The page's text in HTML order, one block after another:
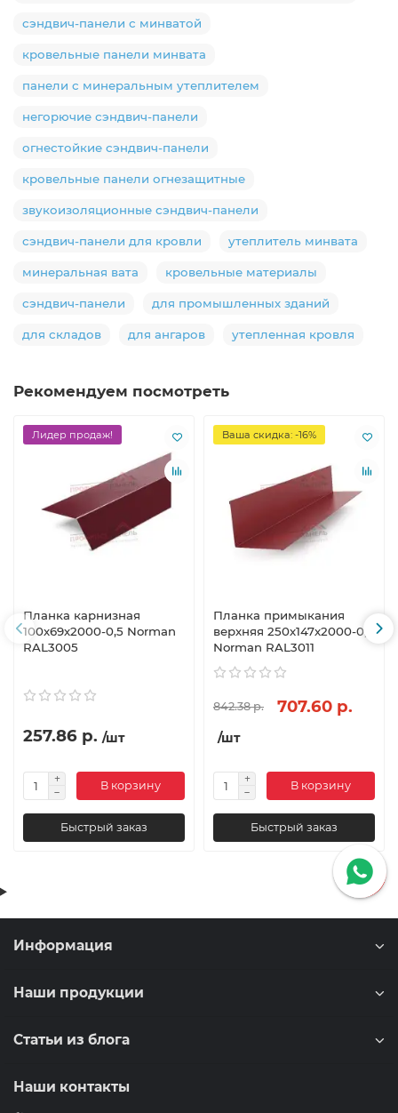
сэндвич-панели с минватой
кровельные панели минвата
панели с минеральным утеплителем
негорючие сэндвич-панели
огнестойкие сэндвич-панели
кровельные панели огнезащитные
звукоизоляционные сэндвич-панели
сэндвич-панели для кровли утеплитель минвата
минеральная вата кровельные материалы
сэндвич-панели для промышленных зданий
для складов для ангаров утепленная кровля
Рекомендуем посмотреть
Лидер продаж!
Планка карнизная
100х69х2000-0,5 Norman
RAL3005
257.86 р. /шт
В корзину
Быстрый заказ
Ваша скидка: -16%
Планка примыкания
верхняя 250х147х2000-0,5
Norman RAL3011
842.38 р. 707.60 р.
/шт
В корзину
Быстрый заказ
Информация
Наши продукции
Статьи из блога
Наши контакты